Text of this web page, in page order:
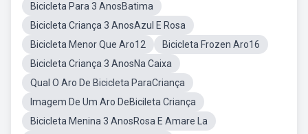
Bicicleta Para 3 AnosBatima
Bicicleta Criança 3 AnosAzul E Rosa
Bicicleta Menor Que Aro12
Bicicleta Frozen Aro16
Bicicleta Criança 3 AnosNa Caixa
Qual O Aro De Bicicleta ParaCriança
Imagem De Um Aro DeBicileta Criança
Bicicleta Menina 3 AnosRosa E Amare La